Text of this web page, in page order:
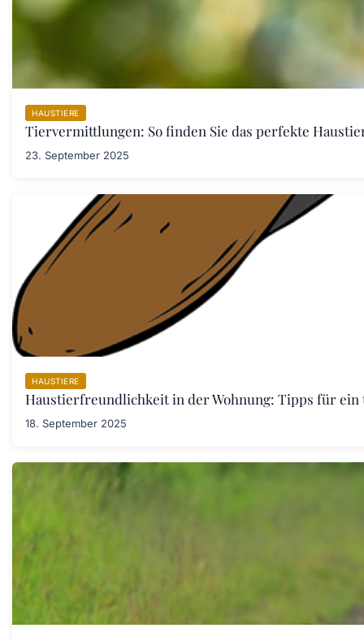
HAUSTIERE
Tiervermittlungen: So finden Sie das perfekte
23. September 2025
HAUSTIERE
Haustierfreundlichkeit in der Wohnung: Tipps für ein
18. September 2025